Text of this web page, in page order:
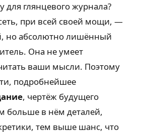
для глянцевого журнала?
при всей своей мощи, —
но абсолютно лишённый
Она не умеет
ваши мысли. Поэтому
подробнейшее
, чертёж будущего
больше в нём деталей,
тем выше шанс, что